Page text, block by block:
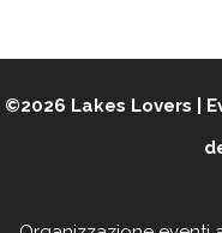
©2026 Lakes Lovers |